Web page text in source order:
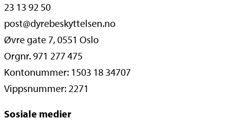
23 13 92 50
post@dyrebeskyttelsen.no
Øvre gate 7, 0551 Oslo
Orgnr. 971 277 475
Kontonummer: 1503 18 34707
Vippsnummer: 2271
Sosiale medier